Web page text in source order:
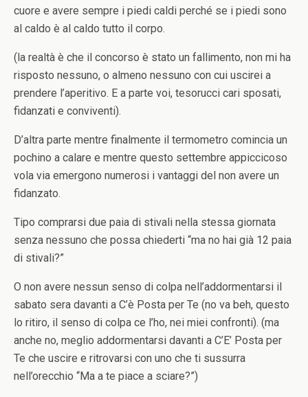
cuore e avere sempre i piedi caldi perché se i piedi sono
al caldo è al caldo tutto il corpo.
(la realtà è che il concorso è stato un fallimento, non mi ha
risposto nessuno, o almeno nessuno con cui uscirei a
prendere l’aperitivo. E a parte voi, tesorucci cari sposati,
fidanzati e conviventi).
D’altra parte mentre finalmente il termometro comincia un
pochino a calare e mentre questo settembre appiccicoso
vola via emergono numerosi i vantaggi del non avere un
fidanzato.
Tipo comprarsi due paia di stivali nella stessa giornata
senza nessuno che possa chiederti “ma no hai già 12 paia
di stivali?”
O non avere nessun senso di colpa nell’addormentarsi il
sabato sera davanti a C’è Posta per Te (no va beh, questo
lo ritiro, il senso di colpa ce l’ho, nei miei confronti). (ma
anche no, meglio addormentarsi davanti a C’E’ Posta per
Te che uscire e ritrovarsi con uno che ti sussurra
nell’orecchio “Ma a te piace a sciare?”)